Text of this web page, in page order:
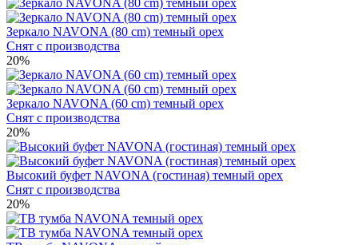
Зеркало NAVONA (80 cm) темный орех
Снят с производства
20%
Зеркало NAVONA (60 cm) темный орех
Снят с производства
20%
Высокий буфет NAVONA (гостиная) темный орех
Снят с производства
20%